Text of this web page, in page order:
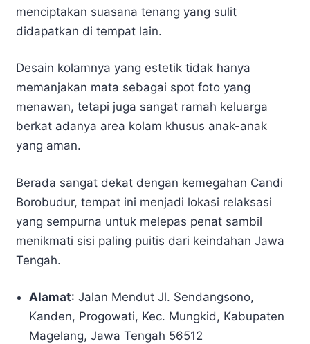
menciptakan suasana tenang yang sulit
didapatkan di tempat lain.
Desain kolamnya yang estetik tidak hanya
memanjakan mata sebagai spot foto yang
menawan, tetapi juga sangat ramah keluarga
berkat adanya area kolam khusus anak-anak
yang aman.
Berada sangat dekat dengan kemegahan Candi
Borobudur, tempat ini menjadi lokasi relaksasi
yang sempurna untuk melepas penat sambil
menikmati sisi paling puitis dari keindahan Jawa
Tengah.
Alamat: Jalan Mendut Jl. Sendangsono,
Kanden, Progowati, Kec. Mungkid, Kabupaten
Magelang, Jawa Tengah 56512